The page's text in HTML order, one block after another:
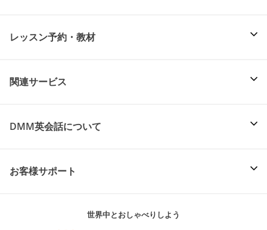
レッスン予約・教材
関連サービス
DMM英会話について
お客様サポート
世界中とおしゃべりしよう